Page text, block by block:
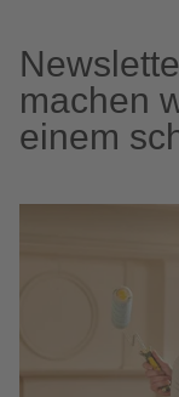
machen
einem